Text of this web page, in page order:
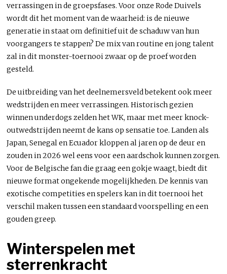
verrassingen in de groepsfases. Voor onze Rode Duivels
wordt dit het moment van de waarheid: is de nieuwe
generatie in staat om definitief uit de schaduw van hun
voorgangers te stappen? De mix van routine en jong talent
zal in dit monster-toernooi zwaar op de proef worden
gesteld.
De uitbreiding van het deelnemersveld betekent ook meer
wedstrijden en meer verrassingen. Historisch gezien
winnen underdogs zelden het WK, maar met meer knock-
outwedstrijden neemt de kans op sensatie toe. Landen als
Japan, Senegal en Ecuador kloppen al jaren op de deur en
zouden in 2026 wel eens voor een aardschok kunnen zorgen.
Voor de Belgische fan die graag een gokje waagt, biedt dit
nieuwe format ongekende mogelijkheden. De kennis van
exotische competities en spelers kan in dit toernooi het
verschil maken tussen een standaard voorspelling en een
gouden greep.
Winterspelen met
sterrenkracht